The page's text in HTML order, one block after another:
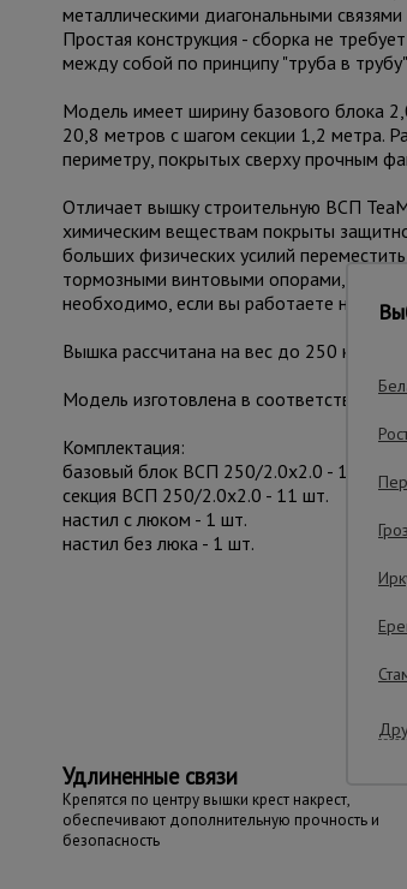
металлическими диагональными
Простая конструкция - сборка не
между собой по принципу "труба в
Модель имеет ширину базового блока
20,8 метров с шагом секции 1,2 метра.
периметру, покрытых сверху прочным
Отличает вышку строительную ВСП
химическим веществам покрыты
больших физических усилий
тормозными винтовыми опорами,
необходимо, если вы работаете на
Вышка рассчитана на вес до 250 кг. На
Модель изготовлена в соответствии с
Комплектация:
базовый блок ВСП 250/2.0х2.0 - 1 шт.
секция ВСП 250/2.0х2.0 - 11 шт.
настил с люком - 1 шт.
настил без люка - 1 шт.
Удлиненные связи
Крепятся по центру вышки крест накрест,
обеспечивают дополнительную прочность и
безопасность